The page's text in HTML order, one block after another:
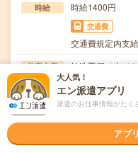
時給 時給1400円
交通費
交通費規定内支給
仕事内容
鋳造工程で出て
ます。【取扱製
応募資格
ブランクOK / 英
で気軽にオンラ
大人気！
エン派遣アプリ
派遣のお仕事情報がたく
アプ